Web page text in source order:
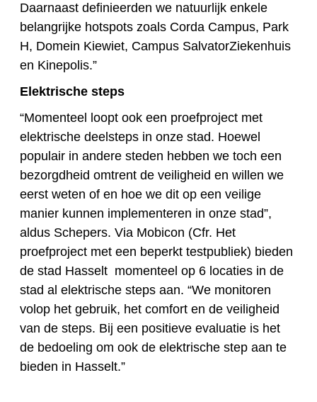
Daarnaast definieerden we natuurlijk enkele
belangrijke hotspots zoals Corda Campus, Park
H, Domein Kiewiet, Campus SalvatorZiekenhuis
en Kinepolis.”
Elektrische steps
“Momenteel loopt ook een proefproject met
elektrische deelsteps in onze stad. Hoewel
populair in andere steden hebben we toch een
bezorgdheid omtrent de veiligheid en willen we
eerst weten of en hoe we dit op een veilige
manier kunnen implementeren in onze stad”,
aldus Schepers. Via Mobicon (Cfr. Het
proefproject met een beperkt testpubliek) bieden
de stad Hasselt momenteel op 6 locaties in de
stad al elektrische steps aan. “We monitoren
volop het gebruik, het comfort en de veiligheid
van de steps. Bij een positieve evaluatie is het
de bedoeling om ook de elektrische step aan te
bieden in Hasselt.”